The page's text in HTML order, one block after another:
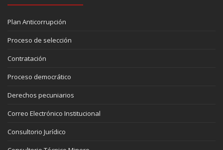
Plan Anticorrupción
Proceso de selección
Contratación
Proceso democrático
Derechos pecuniarios
Correo Electrónico Institucional
Consultorio Jurídico